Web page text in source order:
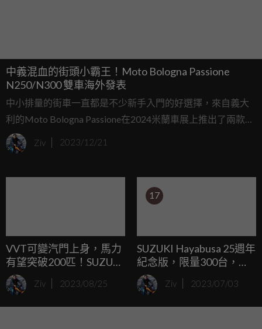
中義混血的街頭小霸王！Moto Bologna Passione
N250/N300 雙車海外發表
中小排量的街車一直都是不少新手入門的好選擇，來自義大
利的Moto Bologna Passione在2024米蘭車展上推出了兩款針
對新手的入門街頭小霸王，分別為白牌N250和黃牌的
N300，兩款車都採用相同的外型設計風格，並擁有相當不錯
Ziv 2023/12/21
VVT可變汽門上身，馬力
有望突破200匹！SUZUKI
HAYABUSA VVT引擎專利
曝光
Ziv 2023/08/25
17
SUZUKI Hayabusa 25週年
紀念版，限量300台，購
買資格線上抽籤開跑！
Ziv 2023/07/03